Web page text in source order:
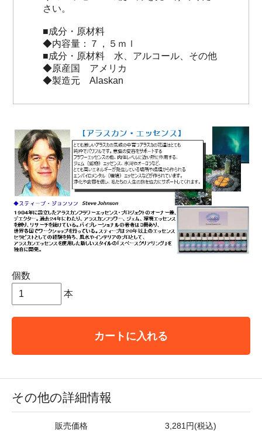
さい。
■成分・原材料
◆内容量：７，５ｍｌ
■成分・原材料 水、アルコール、その他
◆原産国 アメリカ
◆製造元 Alaskan
個数
本
カートに入れる
その他の詳細情報
販売価格 3,281円(税込)